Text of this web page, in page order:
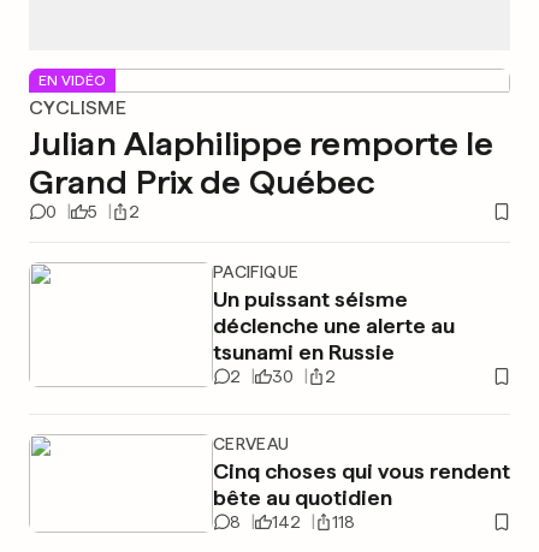
EN VIDÉO
CYCLISME
Julian Alaphilippe remporte le
Grand Prix de Québec
0 5 2
PACIFIQUE
Un puissant séisme
déclenche une alerte au
tsunami en Russie
2 30 2
CERVEAU
Cinq choses qui vous rendent
bête au quotidien
8 142 118